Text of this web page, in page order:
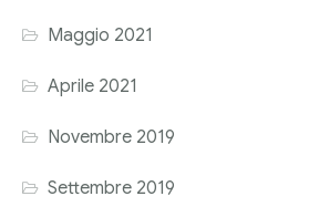
Maggio 2021
Aprile 2021
Novembre 2019
Settembre 2019